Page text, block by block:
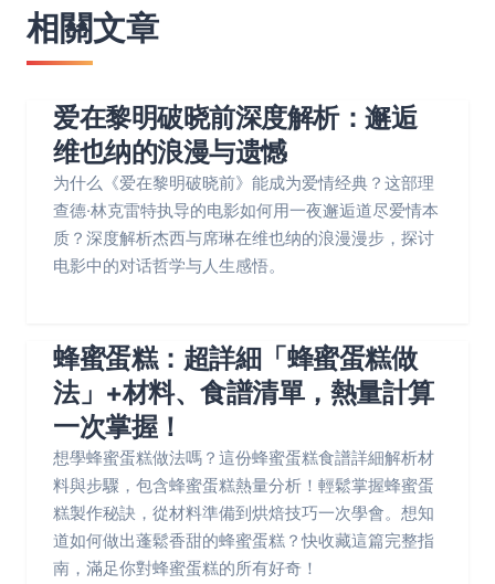
相關文章
爱在黎明破晓前深度解析：邂逅
维也纳的浪漫与遗憾
为什么《爱在黎明破晓前》能成为爱情经典？这部理
查德·林克雷特执导的电影如何用一夜邂逅道尽爱情本
质？深度解析杰西与席琳在维也纳的浪漫漫步，探讨
电影中的对话哲学与人生感悟。
蜂蜜蛋糕：超詳細「蜂蜜蛋糕做
法」+材料、食譜清單，熱量計算
一次掌握！
想學蜂蜜蛋糕做法嗎？這份蜂蜜蛋糕食譜詳細解析材
料與步驟，包含蜂蜜蛋糕熱量分析！輕鬆掌握蜂蜜蛋
糕製作秘訣，從材料準備到烘焙技巧一次學會。想知
道如何做出蓬鬆香甜的蜂蜜蛋糕？快收藏這篇完整指
南，滿足你對蜂蜜蛋糕的所有好奇！